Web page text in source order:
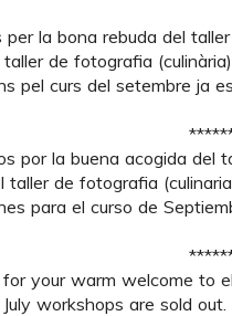
per la bona rebuda del
de fotografia
pel curs del setembre ja
por la buena acogida del
taller de fotografia
para el curso de
your warm welcome to
workshops are sold out.